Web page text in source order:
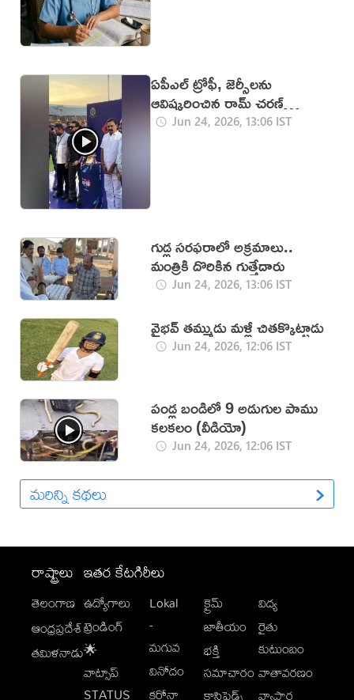
ఏపీఎల్ ట్రోఫీ, జెర్సీలను
ఆవిష్కరించిన రామ్ చరణ్
(వీడియో)
Jun 24, 2026, 13:06 IST
గుడ్ల సరఫరాలో అక్రమాలు..
మంత్రికి దొరికిన గుత్తేదారు
Jun 24, 2026, 13:06 IST
వైభవ్ తమ్ముడు మళ్లీ చితక్కొట్టాడు
Jun 24, 2026, 12:06 IST
పండ్ల బండిలో 9 అడుగుల పాము
కలకలం (వీడియో)
Jun 24, 2026, 12:06 IST
మరిన్ని కథలు
రాష్ట్రాలు
తెలంగాణ
ఆంధ్రప్రదేశ్
తమిళనాడు
ఇతర కేటగిరీలు
ఉద్యోగాలు
ట్రెండింగ్
🌟
వాట్సాప్
STATUS
Lokal
-
మగువ
వినోదం
కరోనా
క్రైమ్
జాతీయం
భక్తి
సమాచారం
విద్య
రైతు
కుటుంబం
వాతావరణం